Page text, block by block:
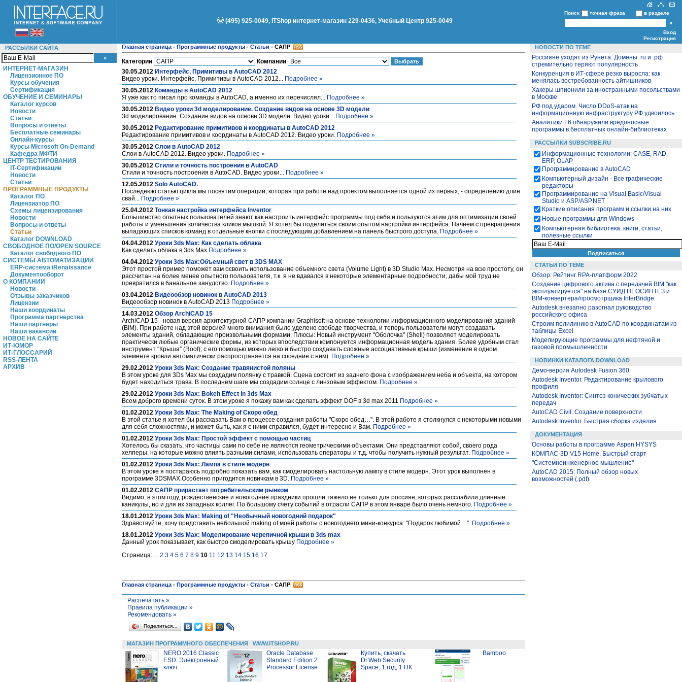
(495) 925-0049, ITShop интернет-магазин 229-0436, Учебный Центр 925-0049
Поиск точная фраза в разделе
Вход
Регистрация
РАССЫЛКИ САЙТА
ИНТЕРНЕТ-МАГАЗИН
Лицензионное ПО
Курсы обучения
Сертификация
ОБУЧЕНИЕ И СЕМИНАРЫ
Каталог курсов
Новости
Статьи
Вопросы и ответы
Бесплатные семинары
Онлайн-курсы
Курсы Microsoft On-Demand
Кафедра МФТИ
ЦЕНТР ТЕСТИРОВАНИЯ
IT-Сертификации
Новости
Статьи
ПРОГРАММНЫЕ ПРОДУКТЫ
Каталог ПО
Лицензиатор ПО
Схемы лицензирования
Новости
Вопросы и ответы
Статьи
Каталог DOWNLOAD
СВОБОДНОЕ ПО/OPEN SOURCE
Каталог свободного ПО
СИСТЕМЫ АВТОМАТИЗАЦИИ
ERP-система iRenaissance
Документооборот
О КОМПАНИИ
Новости
Отзывы заказчиков
Лицензии
Наши координаты
Программа партнерства
Наши партнеры
Наши вакансии
НОВОЕ НА САЙТЕ
ИТ-ЮМОР
ИТ-ГЛОССАРИЙ
RSS-ЛЕНТА
АРХИВ
Главная страница - Программные продукты - Статьи - САПР
Категории
Компании
30.05.2012 Интерфейс, Примитивы в AutoCAD 2012
Видео уроки. Интерфейс, Примитивы в AutoCAD 2012... Подробнее »
30.05.2012 Команды в AutoCAD 2012
Я уже как то писал про команды в AutoCAD, а именно их перечислял... Подробнее »
30.05.2012 Видео уроки 3d моделирование. Создание видов на основе 3D модели
3d моделирование. Создание видов на основе 3D модели. Видео уроки... Подробнее »
30.05.2012 Редактирование примитивов и координаты в AutoCAD 2012
Редактирование примитивов и координаты в AutoCAD 2012. Видео уроки. Подробнее »
30.05.2012 Слои в AutoCAD 2012
Слои в AutoCAD 2012. Видео уроки. Подробнее »
30.05.2012 Стили и точность построения в AutoCAD
Стили и точность построения в AutoCAD. Видео уроки... Подробнее »
12.05.2012 Solo AutoCAD.
Последнюю статью цикла мы посвятим операции, которая при работе над проектом выполняется одной из первых, - определению длин
свай... Подробнее »
25.04.2012 Тонкая настройка интерфейса Inventor
Большинство опытных пользователей знают как настроить интерфейс программы под себя и пользуются этим для оптимизации своей
работы и уменьшения количества кликов мышкой. Я хотел бы поделиться своим опытом настройки интерфейса. Начнём с превращения
выпадающих списков команд в отдельные кнопки с последующим добавлением на панель быстрого доступа. Подробнее »
04.04.2012 Уроки 3ds Max: Как сделать облака
Как сделать облака в 3ds Max Подробнее »
04.04.2012 Уроки 3ds Max:Объемный свет в 3DS MAX
Этот простой пример поможет вам освоить использование объемного света (Volume Light) в 3D Studio Max. Несмотря на всю простоту, он
рассчитан на более менее опытного пользователя, т.к. я не вдавался в некоторые элементарные подробности, дабы мой труд не
превратился в банальное занудство. Подробнее »
03.04.2012 Видеообзор новинок в AutoCAD 2013
Видеообзор новинок в AutoCAD 2013 Подробнее »
14.03.2012 Обзор ArchiCAD 15
ArchiCAD 15 - новая версия архитектурной САПР компании Graphisoft на основе технологии информационного моделирования зданий
(BIM). При работе над этой версией много внимания было уделено свободе творчества, и теперь пользователи могут создавать
элементы зданий, обладающие произвольными формами. Плюсы: Новый инструмент "Оболочка" (Shell) позволяет моделировать
практически любые органические формы, из которых впоследствии компонуется информационная модель здания. Более удобным стал
инструмент "Крыша" (Roof); с его помощью можно легко и быстро создавать сложные ассоциативные крыши (изменение в одном
элементе кровли автоматически распространяется на соседние с ним). Подробнее »
29.02.2012 Уроки 3ds Max: Создание травянистой поляны
В этом уроке для 3Ds Max мы создадим полянку с травкой. Сцена состоит из заднего фона с изображением неба и объекта, на котором
будет находиться трава. В последнем шаге мы создадим солнце с линзовым эффектом. Подробнее »
29.02.2012 Уроки 3ds Max: Bokeh Effect in 3ds Max
Всем доброго времени суток. В этом уроке я покажу вам как сделать эффект DOF в 3d max 2011 Подробнее »
01.02.2012 Уроки 3ds Max: The Making of Скоро обед
В этой статье я хотел бы рассказать Вам о процессе создания работы "Скоро обед…". В этой работе я столкнулся с некоторыми новыми
для себя сложностями, и может быть, как я с ними справился, будет интересно и Вам. Подробнее »
01.02.2012 Уроки 3ds Max: Простой эффект с помощью частиц
Хотелось бы сказать, что частицы сами по себе не являются геометрическими объектами. Они представляют собой, своего рода
хелперы, на которые можно влиять разными силами, использовать операторы и т.д. чтобы получить нужный результат. Подробнее »
01.02.2012 Уроки 3ds Max: Лампа в стиле модерн
В этом уроке я постараюсь подробно показать вам, как смоделировать настольную лампу в стиле модерн. Этот урок выполнен в
программе 3DSMAX.Особенно пригодится новичкам в 3D. Подробнее »
01.02.2012 САПР прирастает потребительским рынком
Видимо, в этом году, рождественские и новогодние праздники прошли тяжело не только для россиян, которых расслабили длинные
каникулы, но и для их западных коллег. По большому счету событий в отрасли САПР в этом январе было очень немного. Подробнее »
18.01.2012 Уроки 3ds Max: Making of "Необычный новогодний подарок"
Здравствуйте, хочу представить небольшой making of моей работы с новогоднего мини-конкурса: "Подарок любимой…". Подробнее »
18.01.2012 Уроки 3ds Max: Моделирование черепичной крыши в 3ds max
Данный урок показывает, как быстро смоделировать крышу Подробнее »
Страница: ... 2 3 4 5 6 7 8 9 10 11 12 13 14 15 16 17
Главная страница - Программные продукты - Статьи - САПР
Распечатать »
Правила публикации »
Рекомендовать »
Поделиться…
МАГАЗИН ПРОГРАММНОГО ОБЕСПЕЧЕНИЯ WWW.ITSHOP.RU
NERO 2016 Classic
ESD. Электронный
ключ
Oracle Database
Standard Edition 2
Processor License
Купить, скачать
Dr.Web Security
Space, 1 год, 1 ПК
Bamboo
НОВОСТИ ПО ТЕМЕ
Россияне уходят из Рунета. Домены .ru и .рф
стремительно теряют популярность
Конкуренция в ИТ-сфере резко выросла: как
менялась востребованность айтишников
Хакеры шпионили за иностранными посольствами
в Москве
РФ под ударом. Число DDoS-атак на
информационную инфраструктуру РФ удвоилось.
Аналитики F6 обнаружили вредоносные
программы в бесплатных онлайн-библиотеках
РАССЫЛКИ SUBSCRIBE.RU
Информационные технологии: CASE, RAD,
ERP, OLAP
Программирование в AutoCAD
Компьютерный дизайн - Все графические
редакторы
Программирование на Visual Basic/Visual
Studio и ASP/ASP.NET
Краткие описания программ и ссылки на них
Новые программы для Windows
Компьютерная библиотека: книги, статьи,
полезные ссылки
СТАТЬИ ПО ТЕМЕ
Обзор: Рейтинг RPA-платформ 2022
Создание цифрового актива с передачей BIM "как
эксплуатируется" на базе СУИД НЕОСИНТЕЗ и
BIM-конвертера/просмотрщика InterBridge
Autodesk внезапно разогнал руководство
российского офиса
Строим полилинию в AutoCAD по координатам из
таблицы Excel
Моделирующие программы для нефтяной и
газовой промышленности
НОВИНКИ КАТАЛОГА DOWNLOAD
Демо-версия Autodesk Fusion 360
Autodesk Inventor. Редактирование крылового
профиля
Autodesk Inventor: Синтез конических зубчатых
передач
AutoCAD Civil. Создание поверхности
Autodesk Inventor. Быстрая сборка изделия
ДОКУМЕНТАЦИЯ
Основы работы в программе Aspen HYSYS
КОМПАС-3D V15 Home. Быстрый старт
"Системноинженерное мышление"
AutoCAD 2015: Полный обзор новых
возможностей (.pdf)